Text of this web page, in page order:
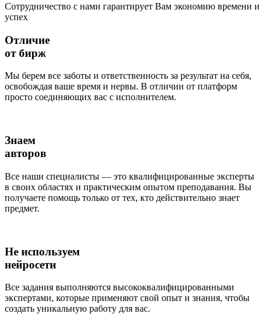
Сотрудничество с нами гарантирует Вам экономию времени и
успех
Отличие
от бирж
Мы берем все заботы и ответственность за результат на себя,
освобождая ваше время и нервы. В отличии от платформ
просто соединяющих вас с исполнителем.
Знаем
авторов
Все наши специалисты — это квалифицированные эксперты
в своих областях и практическим опытом преподавания. Вы
получаете помощь только от тех, кто действительно знает
предмет.
Не используем
нейросети
Все задания выполняются высококвалифицированными
экспертами, которые применяют свой опыт и знания, чтобы
создать уникальную работу для вас.